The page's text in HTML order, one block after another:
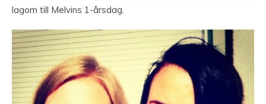
lagom till Melvins 1-årsdag.